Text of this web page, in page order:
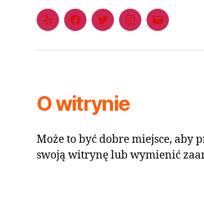
O witrynie
Może to być dobre miejsce, aby
swoją witrynę lub wymienić